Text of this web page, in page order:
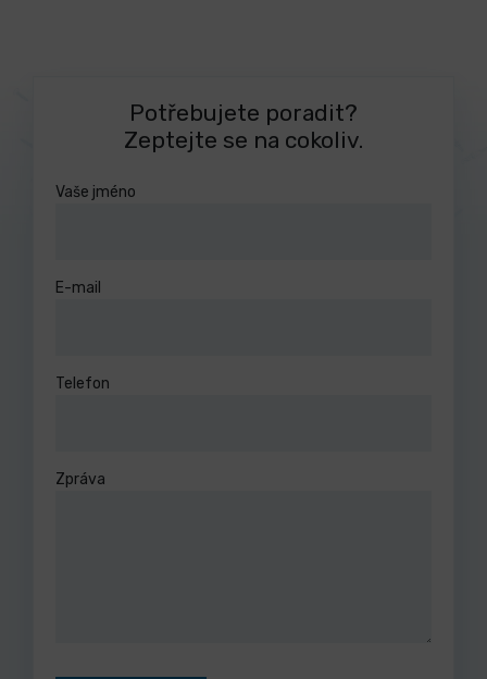
Potřebujete poradit?
Zeptejte se na cokoliv.
Vaše jméno
E-mail
Telefon
Zpráva